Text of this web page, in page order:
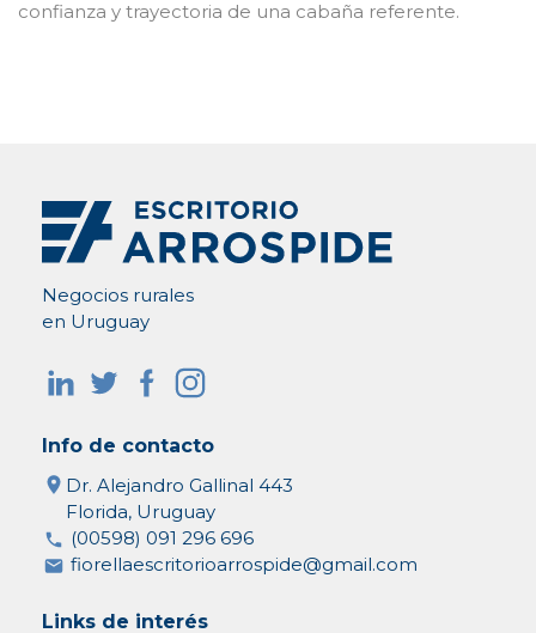
confianza y trayectoria de una cabaña referente.
Negocios rurales
en Uruguay
Info de contacto
Dr. Alejandro Gallinal 443
Florida, Uruguay
(00598) 091 296 696
fiorellaescritorioarrospide@gmail.com
Links de interés